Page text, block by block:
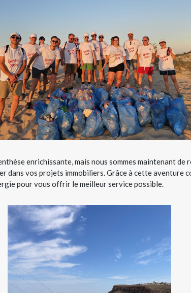
enrichissante, mais nous sommes maintenant de
dans vos projets immobiliers. Grâce à cette aventure
pour vous offrir le meilleur service possible.